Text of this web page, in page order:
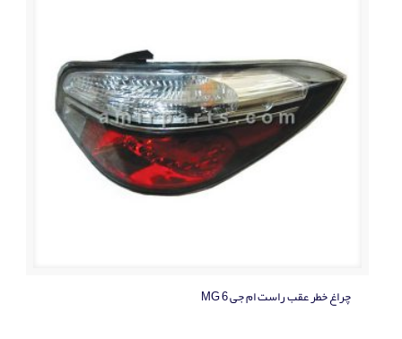
چراغ خطر عقب راست ام جی MG 6